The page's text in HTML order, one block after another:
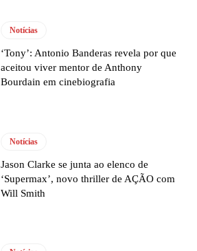
Notícias
‘Tony’: Antonio Banderas revela por que
aceitou viver mentor de Anthony
Bourdain em cinebiografia
Notícias
Jason Clarke se junta ao elenco de
‘Supermax’, novo thriller de AÇÃO com
Will Smith